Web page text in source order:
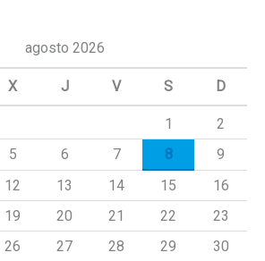
agosto 2026
X J V S D
1
2
5 6 7 8
9
12 13 14 15
16
19 20 21 22
23
26 27 28 29 30